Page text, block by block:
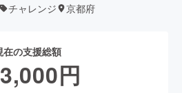
チャレンジ 京都府
在の支援総額
円